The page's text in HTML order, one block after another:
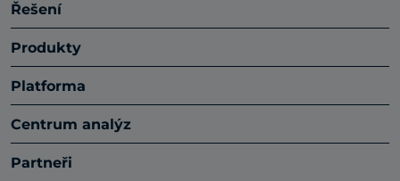
Řešení
Produkty
Platforma
Centrum analýz
Partneři